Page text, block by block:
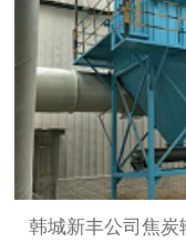
韩城新丰公司焦炭